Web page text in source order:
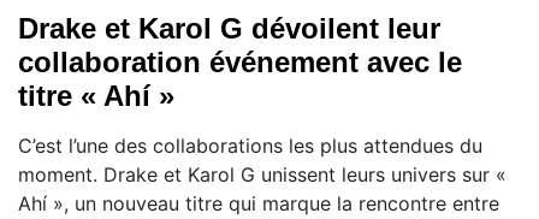
Drake et Karol G dévoilent leur
collaboration événement avec le
titre « Ahí »
C’est l’une des collaborations les plus attendues du
moment. Drake et Karol G unissent leurs univers sur «
Ahí », un nouveau titre qui marque la rencontre entre